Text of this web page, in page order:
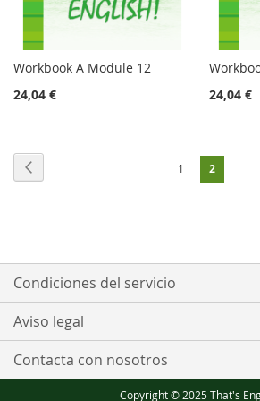
Workbook A Module 12
24,04 €
24,04 €
Página
Página
1 2
Condiciones del servicio
Aviso legal
Contacta con nosotros
Copyright © 2025 That's